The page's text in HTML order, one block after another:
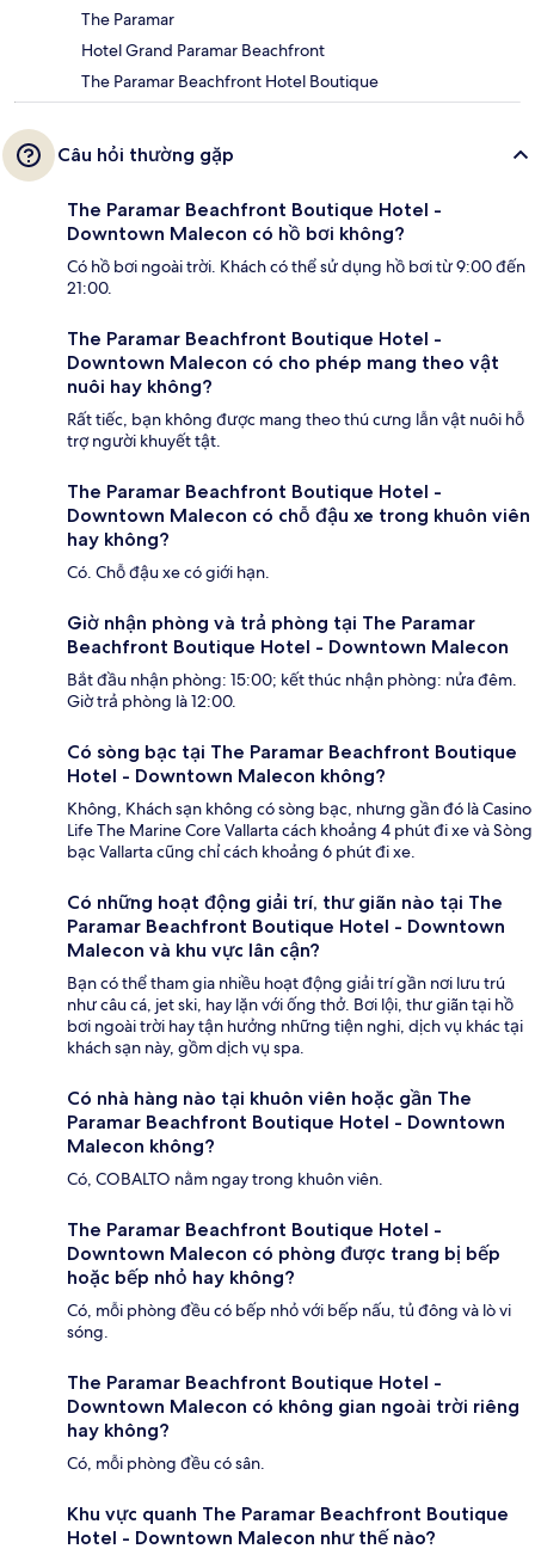
The Paramar
Hotel Grand Paramar Beachfront
The Paramar Beachfront Hotel Boutique
Câu hỏi thường gặp
The Paramar Beachfront Boutique Hotel -
Downtown Malecon có hồ bơi không?
Có hồ bơi ngoài trời. Khách có thể sử dụng hồ bơi từ 9:00 đến
21:00.
The Paramar Beachfront Boutique Hotel -
Downtown Malecon có cho phép mang theo vật
nuôi hay không?
Rất tiếc, bạn không được mang theo thú cưng lẫn vật nuôi hỗ
trợ người khuyết tật.
The Paramar Beachfront Boutique Hotel -
Downtown Malecon có chỗ đậu xe trong khuôn viên
hay không?
Có. Chỗ đậu xe có giới hạn.
Giờ nhận phòng và trả phòng tại The Paramar
Beachfront Boutique Hotel - Downtown Malecon
Bắt đầu nhận phòng: 15:00; kết thúc nhận phòng: nửa đêm.
Giờ trả phòng là 12:00.
Có sòng bạc tại The Paramar Beachfront Boutique
Hotel - Downtown Malecon không?
Không, Khách sạn không có sòng bạc, nhưng gần đó là Casino
Life The Marine Core Vallarta cách khoảng 4 phút đi xe và Sòng
bạc Vallarta cũng chỉ cách khoảng 6 phút đi xe.
Có những hoạt động giải trí, thư giãn nào tại The
Paramar Beachfront Boutique Hotel - Downtown
Malecon và khu vực lân cận?
Bạn có thể tham gia nhiều hoạt động giải trí gần nơi lưu trú
như câu cá, jet ski, hay lặn với ống thở. Bơi lội, thư giãn tại hồ
bơi ngoài trời hay tận hưởng những tiện nghi, dịch vụ khác tại
khách sạn này, gồm dịch vụ spa.
Có nhà hàng nào tại khuôn viên hoặc gần The
Paramar Beachfront Boutique Hotel - Downtown
Malecon không?
Có, COBALTO nằm ngay trong khuôn viên.
The Paramar Beachfront Boutique Hotel -
Downtown Malecon có phòng được trang bị bếp
hoặc bếp nhỏ hay không?
Có, mỗi phòng đều có bếp nhỏ với bếp nấu, tủ đông và lò vi
sóng.
The Paramar Beachfront Boutique Hotel -
Downtown Malecon có không gian ngoài trời riêng
hay không?
Có, mỗi phòng đều có sân.
Khu vực quanh The Paramar Beachfront Boutique
Hotel - Downtown Malecon như thế nào?